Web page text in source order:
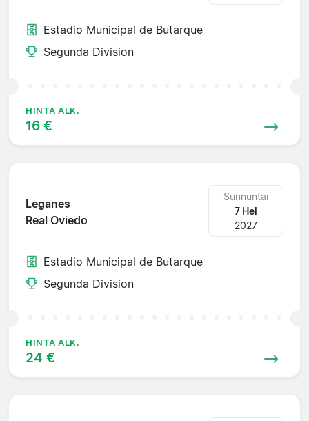
Estadio Municipal de Butarque
Segunda Division
HINTA ALK.
16 €
Leganes
Real Oviedo
Sunnuntai
7 Hel
2027
Estadio Municipal de Butarque
Segunda Division
HINTA ALK.
24 €